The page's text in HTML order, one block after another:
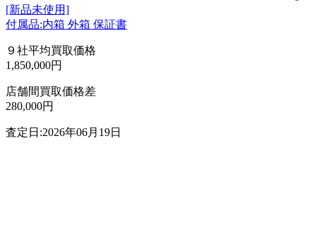
[新品未使用]
付属品:内箱 外箱 保証書
９社平均買取価格
1,850,000円
店舗間買取価格差
280,000円
査定日:2026年06月19日